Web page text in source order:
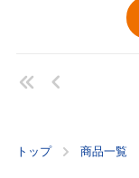
トップ 商品一覧